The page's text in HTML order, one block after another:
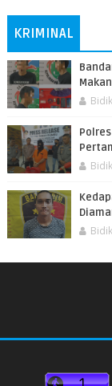
KRIMINAL
Makan